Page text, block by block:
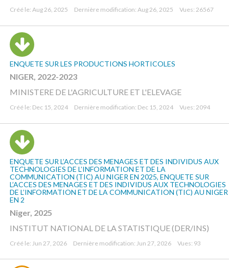
Créé le: Aug 26, 2025 Dernière modification: Aug 26, 2025 Vues: 26567
ENQUETE SUR LES PRODUCTIONS HORTICOLES
NIGER, 2022-2023
MINISTERE DE L'AGRICULTURE ET L'ELEVAGE
Créé le: Dec 15, 2024 Dernière modification: Dec 15, 2024 Vues: 2094
ENQUETE SUR L’ACCES DES MENAGES ET DES INDIVIDUS AUX
TECHNOLOGIES DE L’INFORMATION ET DE LA
COMMUNICATION (TIC) AU NIGER EN 2025, ENQUETE SUR
L’ACCES DES MENAGES ET DES INDIVIDUS AUX TECHNOLOGIES
DE L’INFORMATION ET DE LA COMMUNICATION (TIC) AU NIGER
EN 2
Niger, 2025
INSTITUT NATIONAL DE LA STATISTIQUE (DER/INS)
Créé le: Jun 27, 2026 Dernière modification: Jun 27, 2026 Vues: 93